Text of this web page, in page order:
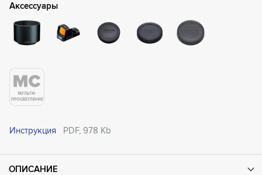
Аксессуары
Инструкция PDF, 978 Kb
ОПИСАНИЕ